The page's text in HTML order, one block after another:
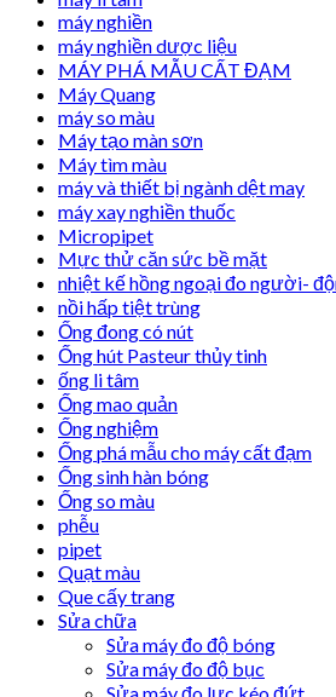
máy nghiền
máy nghiền dược liệu
MÁY PHÁ MẪU CẤT ĐẠM
Máy Quang
máy so màu
Máy tạo màn sơn
Máy tìm màu
máy và thiết bị ngành dệt may
máy xay nghiền thuốc
Micropipet
Mực thử căn sức bề mặt
nhiệt kế hồng ngoại đo người-
nồi hấp tiệt trùng
Ống đong có nút
Ống hút Pasteur thủy tinh
ống li tâm
Ống mao quản
Ống nghiệm
Ống phá mẫu cho máy cất đạm
Ống sinh hàn bóng
Ống so màu
phễu
pipet
Quạt màu
Que cấy trang
Sửa chữa
Sửa máy đo độ bóng
Sửa máy đo độ bục